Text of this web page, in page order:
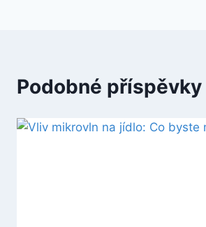
Podobné příspěvky